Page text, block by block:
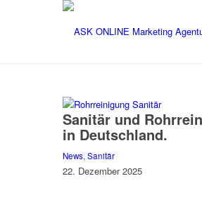
Sanitär und
in Deutschland.
News, Sanitär
22. Dezember 2025